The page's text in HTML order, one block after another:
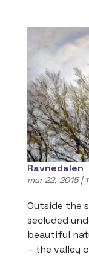
Ravnedalen
mar 22, 2015|
Outside the
secluded
beautiful
– the valley